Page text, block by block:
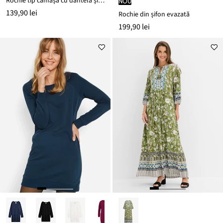
139,90 lei Rochie din șifon evazată
199,90 lei